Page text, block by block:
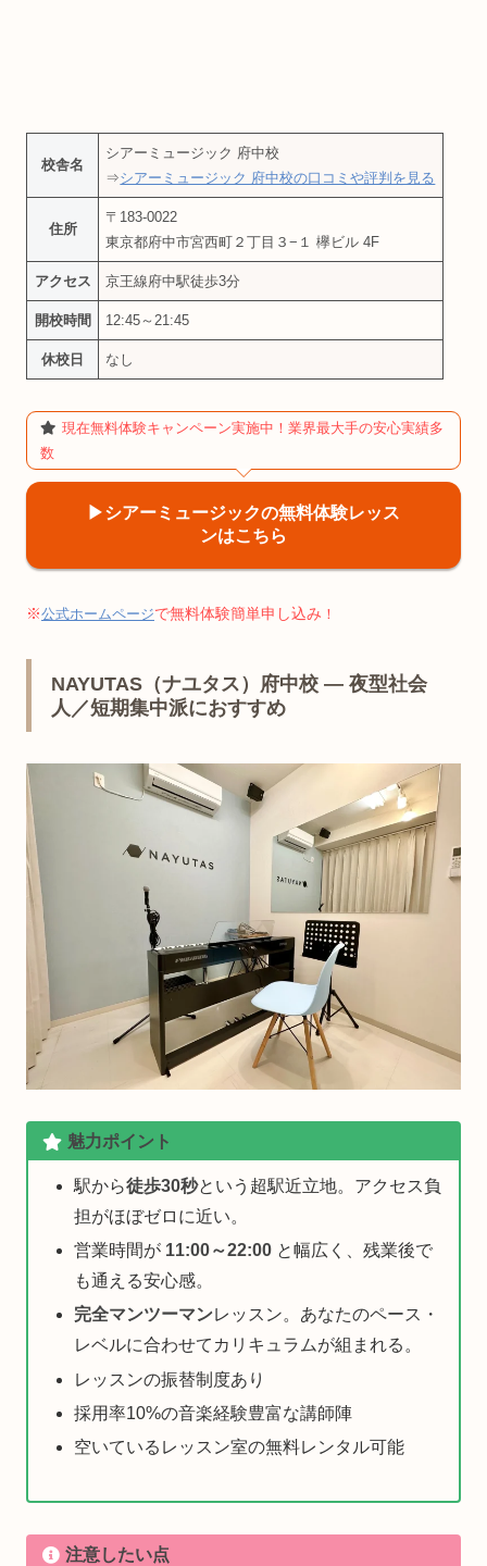
校舎名
シアーミュージック 府中校
⇒シアーミュージック 府中校の口コミや評判を見る
住所
〒183-0022
東京都府中市宮西町２丁目３−１ 欅ビル 4F
アクセス 京王線府中駅徒歩3分
開校時間 12:45～21:45
休校日 なし
現在無料体験キャンペーン実施中！業界最大手の安心実績多
数
▶︎シアーミュージックの無料体験レッス
ンはこちら
※公式ホームページで無料体験簡単申し込み ！
NAYUTAS（ナユタス）府中校 — 夜型社会
人／短期集中派におすすめ
魅力ポイント
駅から徒歩30秒という超駅近立地。アクセス負
担がほぼゼロに近い。
営業時間が 11:00～22:00と幅広く、残業後で
も通える安心感。
完全マンツーマンレッスン。あなたのペース・
レベルに合わせてカリキュラムが組まれる。
レッスンの振替制度あり
採用率10%の音楽経験豊富な講師陣
空いているレッスン室の無料レンタル可能
注意したい点